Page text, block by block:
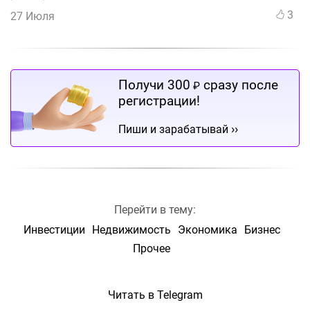
27 Июля 3
Получи 300 ₽ сразу после
регистрации!
Пиши и зарабатывай ››
Перейти в тему:
Инвестиции
Недвижимость Экономика
Бизнес
Прочее
Читать в Telegram